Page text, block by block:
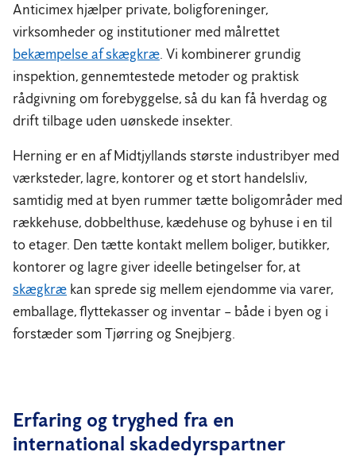
Anticimex hjælper private, boligforeninger,
virksomheder og institutioner med målrettet
bekæmpelse af skægkræ. Vi kombinerer grundig
inspektion, gennemtestede metoder og praktisk
rådgivning om forebyggelse, så du kan få hverdag og
drift tilbage uden uønskede insekter.
Herning er en af Midtjyllands største industribyer med
værksteder, lagre, kontorer og et stort handelsliv,
samtidig med at byen rummer tætte boligområder med
rækkehuse, dobbelthuse, kædehuse og byhuse i en til
to etager. Den tætte kontakt mellem boliger, butikker,
kontorer og lagre giver ideelle betingelser for, at
skægkræ kan sprede sig mellem ejendomme via varer,
emballage, flyttekasser og inventar – både i byen og i
forstæder som Tjørring og Snejbjerg.
Erfaring og tryghed fra en
international skadedyrspartner